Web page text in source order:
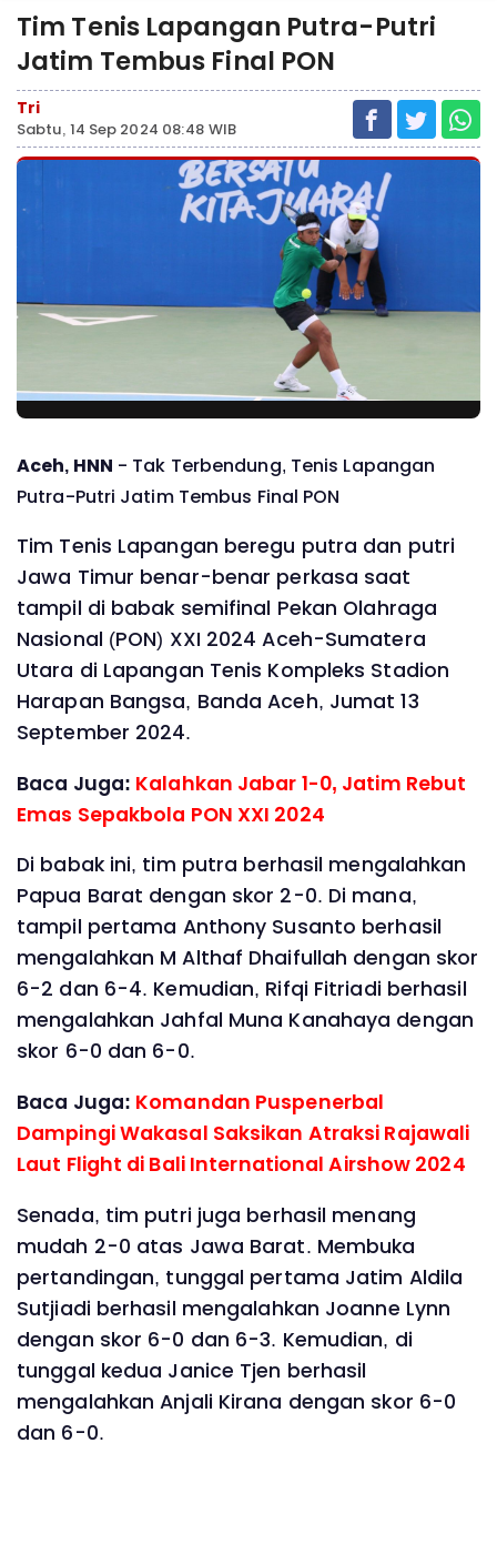
Tim Tenis Lapangan Putra-Putri
Jatim Tembus Final PON
Tri
Sabtu, 14 Sep 2024 08:48 WIB
Aceh, HNN - Tak Terbendung, Tenis Lapangan
Putra-Putri Jatim Tembus Final PON
Tim Tenis Lapangan beregu putra dan putri
Jawa Timur benar-benar perkasa saat
tampil di babak semifinal Pekan Olahraga
Nasional (PON) XXI 2024 Aceh-Sumatera
Utara di Lapangan Tenis Kompleks Stadion
Harapan Bangsa, Banda Aceh, Jumat 13
September 2024.
Baca Juga: Kalahkan Jabar 1-0, Jatim Rebut
Emas Sepakbola PON XXI 2024
Di babak ini, tim putra berhasil mengalahkan
Papua Barat dengan skor 2-0. Di mana,
tampil pertama Anthony Susanto berhasil
mengalahkan M Althaf Dhaifullah dengan skor
6-2 dan 6-4. Kemudian, Rifqi Fitriadi berhasil
mengalahkan Jahfal Muna Kanahaya dengan
skor 6-0 dan 6-0.
Baca Juga: Komandan Puspenerbal
Dampingi Wakasal Saksikan Atraksi Rajawali
Laut Flight di Bali International Airshow 2024
Senada, tim putri juga berhasil menang
mudah 2-0 atas Jawa Barat. Membuka
pertandingan, tunggal pertama Jatim Aldila
Sutjiadi berhasil mengalahkan Joanne Lynn
dengan skor 6-0 dan 6-3. Kemudian, di
tunggal kedua Janice Tjen berhasil
mengalahkan Anjali Kirana dengan skor 6-0
dan 6-0.